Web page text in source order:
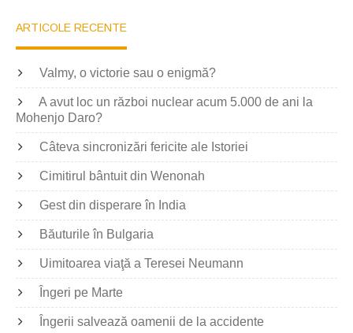
ARTICOLE RECENTE
Valmy, o victorie sau o enigmă?
A avut loc un război nuclear acum 5.000 de ani la
Mohenjo Daro?
Câteva sincronizări fericite ale Istoriei
Cimitirul bântuit din Wenonah
Gest din disperare în India
Băuturile în Bulgaria
Uimitoarea viaţă a Teresei Neumann
Îngeri pe Marte
Îngerii salvează oamenii de la accidente